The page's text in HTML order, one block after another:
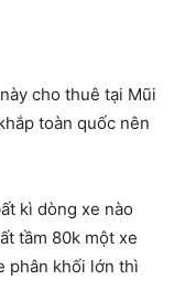
cho thuê tại Mũi
toàn quốc nên
kì dòng xe nào
tầm 80k một xe
phân khối lớn thì